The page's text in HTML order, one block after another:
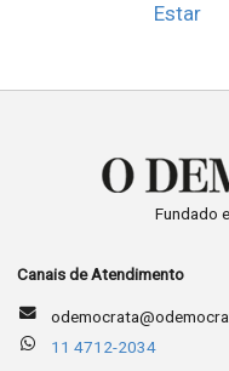
Estar
Fundado
Canais de Atendimento
11 4712-2034